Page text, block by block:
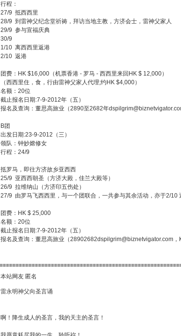
行程：
27/9 抵西西里
28/9 到雷神父纪念堂祈祷，拜访当地主教，方济会士，雷神父家人
29/9 参与宣福庆典
30/9
1/10 离西西里返港
2/10 返港
团费：HK $16,000（机票香港 - 罗马 - 西西里来回HK $ 12,000）
（西西里住，食，行由雷神父家人代理;约HK $4,000）
名额：20位
截止报名日期:7-9-2012年（五）
报名及查询：董思高旅业（2890至2682年
B团
出发日期:23-9-2012（三）
领队：钟妙嫦修女
行程：24/9
抵罗马，即往方济故乡亚西西
25/9 亚西西朝圣（方济大殿，佳兰大殿等）
26/9 拉维纳山（方济印五伤处）
27/9 由罗马飞西西里，与一个团联合，一共参与其余活动，亦于2/10
团费：HK $ 25,000
名额：20位
截止报名日期:7-9-2012年（五）
报名及查询：董思高旅业（28902682dspilgrim@biznetvigator.com，
本站网友 匿名
雷永明神父向圣言诵
啊！降生成人的圣言，我的天主的圣言！